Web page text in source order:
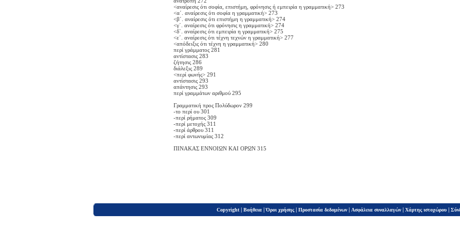
<αναίρεσις ότι σοφία, επιστήμη, φρόνησις ή εμπειρία η γραμματική> 273
<α΄. αναίρεσις ότι σοφία η γραμματική> 273
<β΄. αναίρεσις ότι επιστήμη η γραμματική> 274
<γ΄. αναίρεσις ότι φρόνησις η γραμματική> 274
<δ΄. αναίρεσις ότι εμπειρία η γραμματική> 275
<ε΄. αναίρεσις ότι τέχνη τεχνών η γραμματική> 277
<απόδειξις ότι τέχνη η γραμματική> 280
περί γράμματος 281
αντίστασις 283
ζήτησις 286
διάλεξις 289
<περί φωνής> 291
αντίστασις 293
απάντησις 293
περί γραμμάτων αριθμού 295
Γραμματική προς Πολύδωρον 299
-το περί ου 301
-περί ρήματος 309
-περί μετοχής 311
-περί άρθρου 311
-περί αντωνυμίας 312
ΠΙΝΑΚΑΣ ΕΝΝΟΙΩΝ ΚΑΙ ΟΡΩΝ 315
Copyright | Βοήθεια |Όροι χρήσης | Προστασία δεδομένων| Ασφάλεια συναλλαγών| Χάρτης ιστοχώρου |